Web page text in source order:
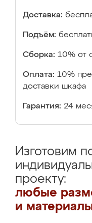
Доставка:
Подъём:
Сборка: 10% от
Оплата: 10%
доставки шкафа
Гарантия: 24
Изготовим
проекту:
любые
и